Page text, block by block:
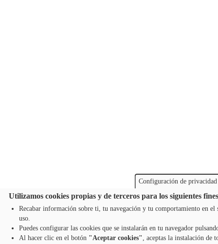
Configuración de privacidad
Utilizamos cookies propias y de terceros para los siguientes
Recabar información sobre ti, tu navegación y tu comportamiento en el
uso.
Puedes configurar las cookies que se instalarán en tu navegador
Al hacer clic en el botón "Aceptar cookies", aceptas la instalación de